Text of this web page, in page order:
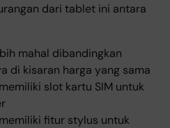
dari tablet ini antara
mahal dibandingkan
di kisaran harga yang sama
slot kartu SIM untuk
fitur stylus untuk